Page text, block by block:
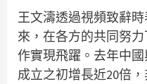
王文濤透過視頻致辭
來，在各方的共同努
作實現飛躍。去年中
成立之初增長近20倍